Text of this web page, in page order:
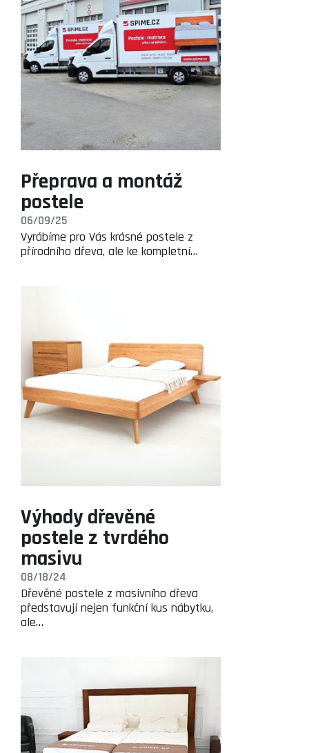
Přeprava a montáž
postele
06/09/25
Vyrábíme pro Vás krásné postele z
přírodního dřeva, ale ke kompletní…
Výhody dřevěné
postele z tvrdého
masivu
08/18/24
Dřevěné postele z masivního dřeva
představují nejen funkční kus nábytku,
ale…